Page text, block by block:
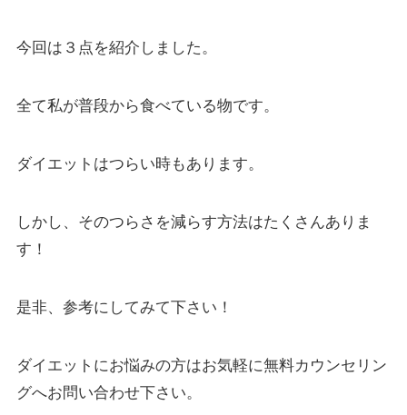
今回は３点を紹介しました。
全て私が普段から食べている物です。
ダイエットはつらい時もあります。
しかし、そのつらさを減らす方法はたくさんありま
す！
是非、参考にしてみて下さい！
ダイエットにお悩みの方はお気軽に無料カウンセリン
グへお問い合わせ下さい。